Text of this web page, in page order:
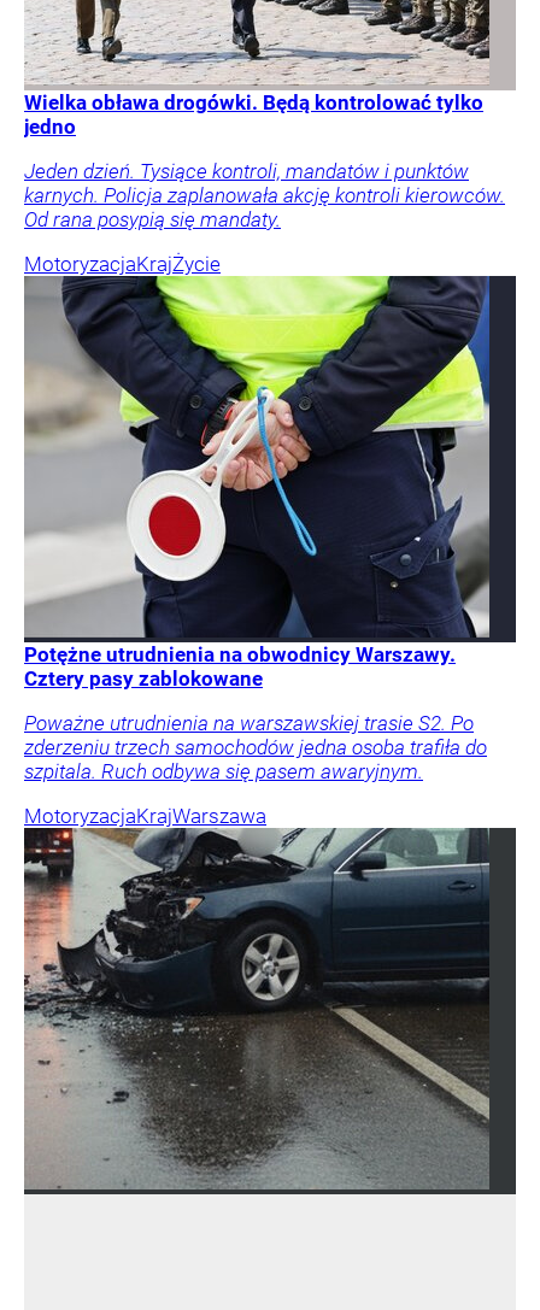
Wielka obława drogówki. Będą kontrolować tylko
jedno
Jeden dzień. Tysiące kontroli, mandatów i punktów
karnych. Policja zaplanowała akcję kontroli kierowców.
Od rana posypią się mandaty.
MotoryzacjaKrajŻycie
Potężne utrudnienia na obwodnicy Warszawy.
Cztery pasy zablokowane
Poważne utrudnienia na warszawskiej trasie S2. Po
zderzeniu trzech samochodów jedna osoba trafiła do
szpitala. Ruch odbywa się pasem awaryjnym.
MotoryzacjaKrajWarszawa